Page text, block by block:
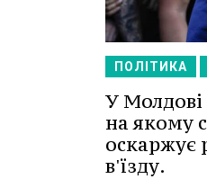
ПОЛІТИКА
У Молдові
на якому
оскаржує
в'їзду.